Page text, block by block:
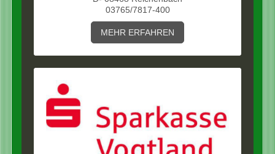
03765/7817-400
MEHR ERFAHREN